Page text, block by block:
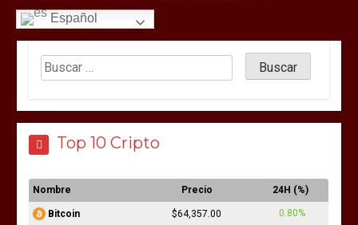
Español
Top 10 Cripto
Nombre Precio 24H (%)
Bitcoin $64,357.00 0.80%